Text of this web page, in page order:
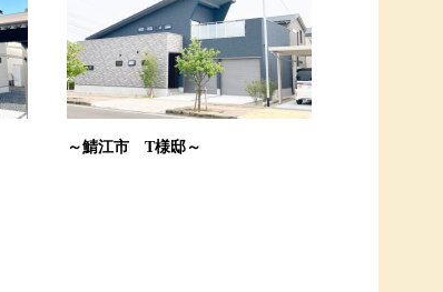
～鯖江市 T様邸～